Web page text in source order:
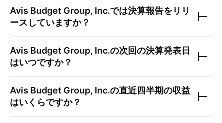
Avis Budget Group, Inc.では決算報告をリリ
ースしていますか？
Avis Budget Group, Inc.の次回の決算発表日
はいつですか？
Avis Budget Group, Inc.の直近四半期の収益
はいくらですか？